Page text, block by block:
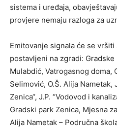
sistema i uređaja,
provjere nemaju razloga za
Emitovanje signala će se vršiti
postavljeni na zgradi: Gradske
Mulabdić, Vatrogasnog doma,
Selimović, O.Š. Alija Nametak,
Zenica“, J.P. “Vodovod i
Gradski park Zenica, Mjesna
Alija Nametak – Područna